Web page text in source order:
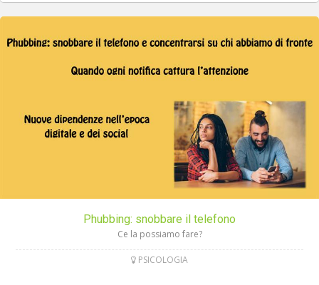
Phubbing: snobbare il telefono
Ce la possiamo fare?
PSICOLOGIA